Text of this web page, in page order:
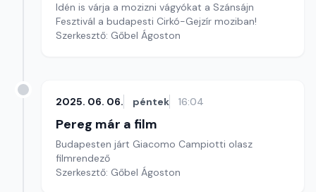
Idén is várja a mozizni vágyókat a Szánsájn
Fesztivál a budapesti Cirkó-Gejzír moziban!
Szerkesztő: Gőbel Ágoston
2025. 06. 06. péntek 16:04
Pereg már a film
Budapesten járt Giacomo Campiotti olasz
filmrendező
Szerkesztő: Gőbel Ágoston